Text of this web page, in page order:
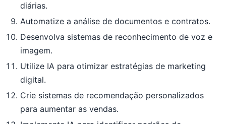
diárias.
Automatize a análise de documentos e contratos.
Desenvolva sistemas de reconhecimento de voz e
imagem.
Utilize IA para otimizar estratégias de marketing
digital.
Crie sistemas de recomendação personalizados
para aumentar as vendas.